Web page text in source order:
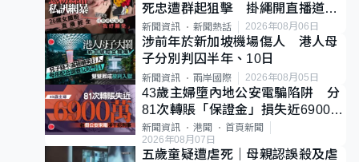
死忠遭群起狙擊 掛繩開直播道歉
後輕生
新聞資訊 新聞熱話 2026年08月06日
涉前年於新加坡機場傷人 港人母
子分別判囚半年、10日
新聞資訊 兩岸國際 2026年08月05日
43歲主婦墮內地公安電騙陷阱 分
81次轉賬「保證金」損失近6900萬
元
新聞資訊 港聞
首頁新聞
2026年08月07日
五歲童疑遭虐死｜母親認誤殺及虐